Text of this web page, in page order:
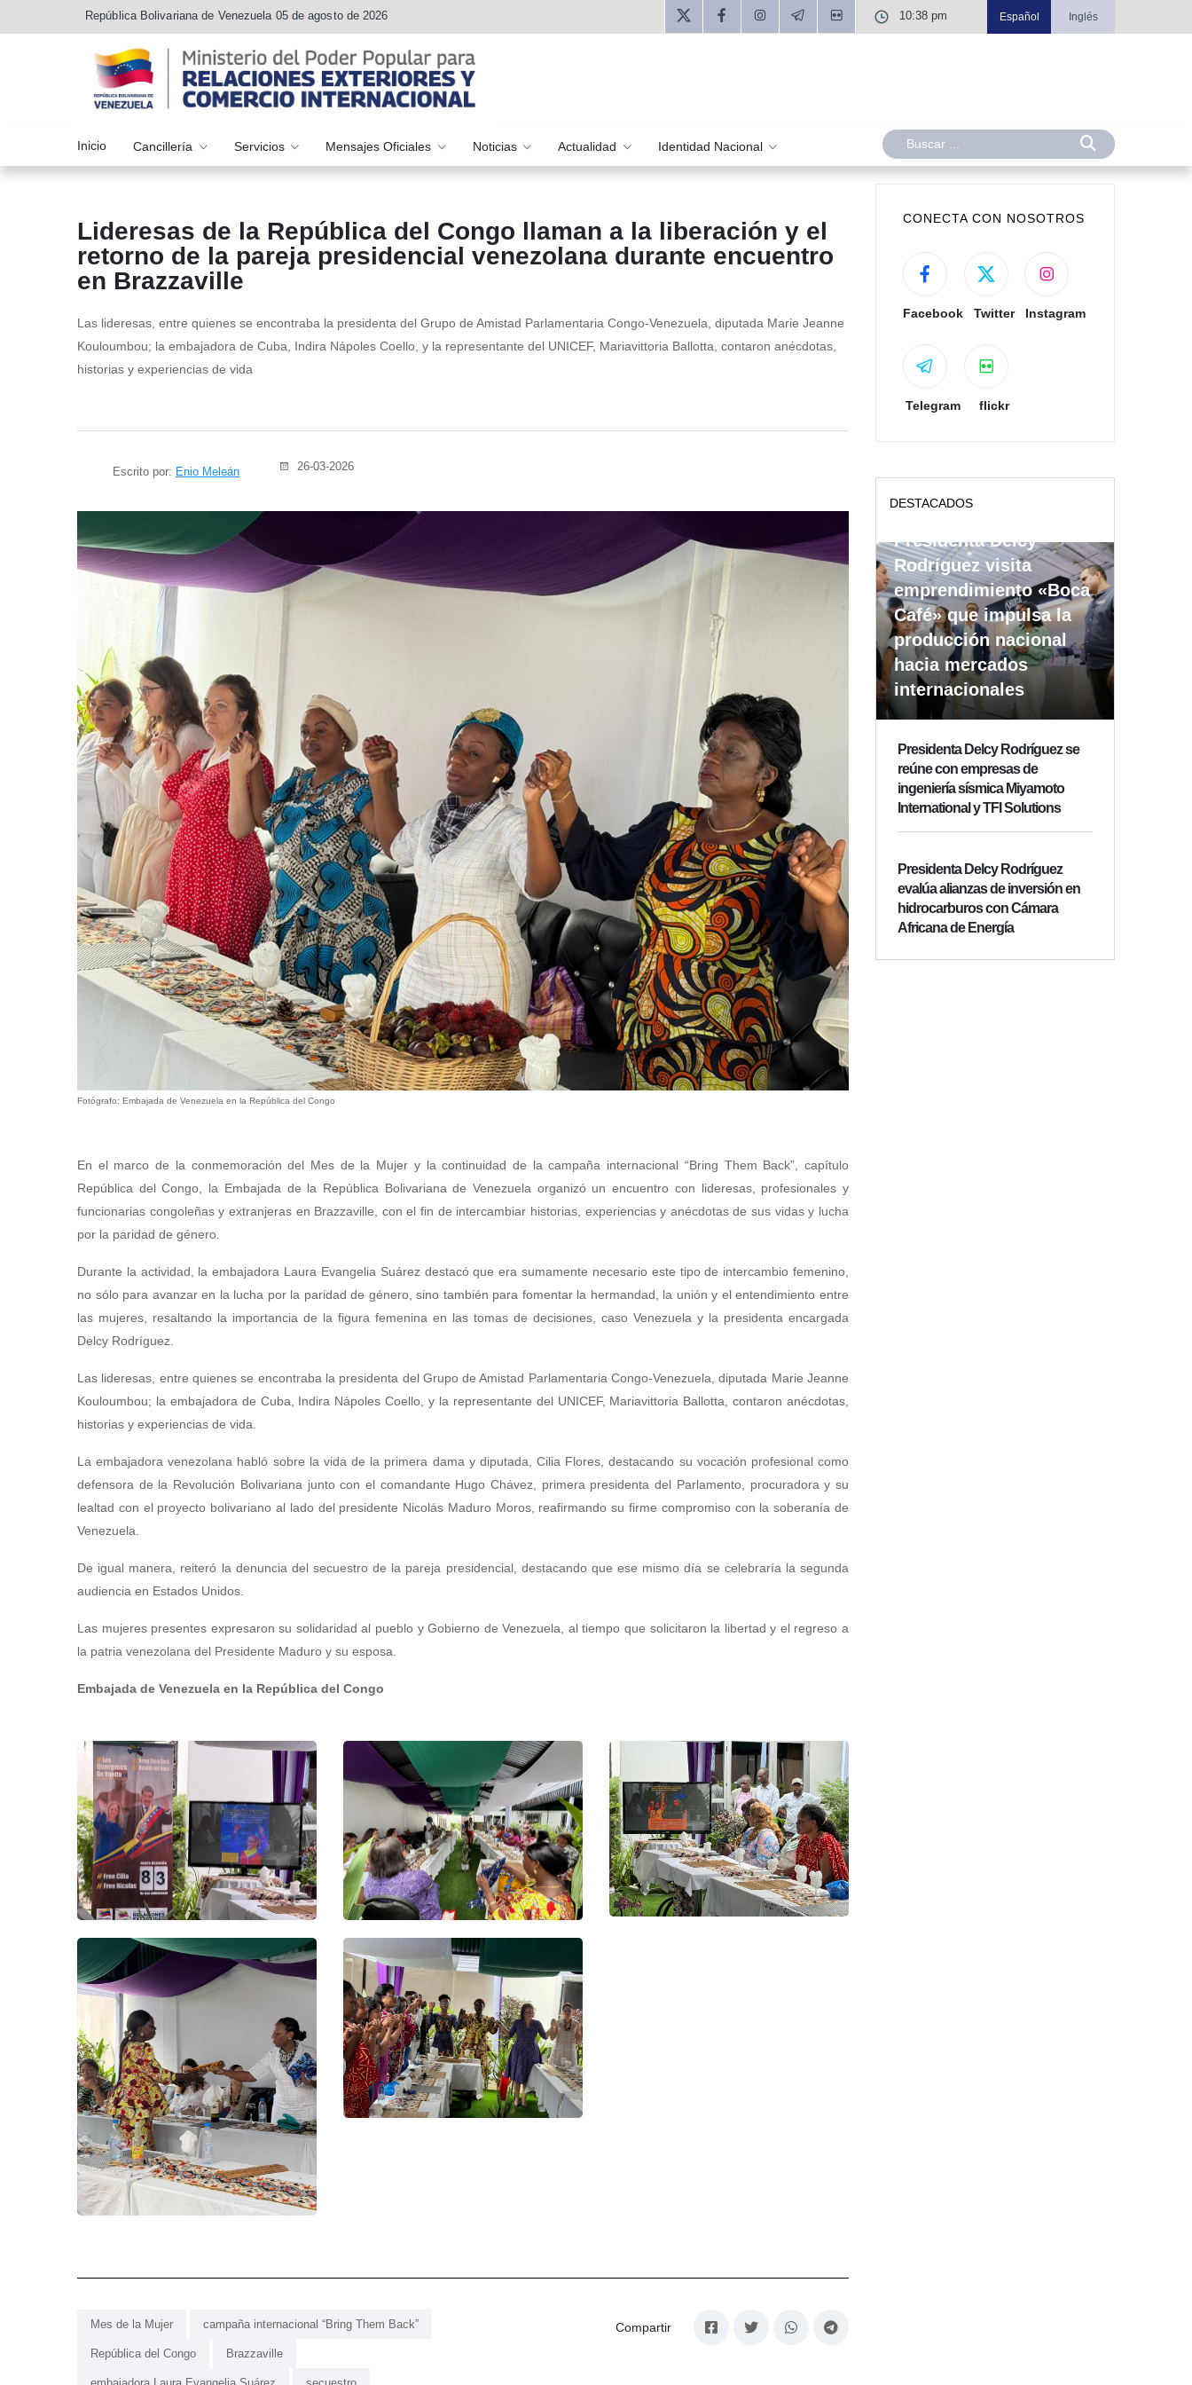
República Bolivariana de Venezuela 05 de agosto de 2026 10:38 pm Español Inglés
Inicio Cancillería Servicios Mensajes Oficiales Noticias Actualidad Identidad Nacional
Lideresas de la República del Congo llaman a la liberación y el
retorno de la pareja presidencial venezolana durante encuentro
en Brazzaville
Las lideresas, entre quienes se encontraba la presidenta del Grupo de Amistad Parlamentaria Congo-Venezuela, diputada Marie Jeanne
Kouloumbou; la embajadora de Cuba, Indira Nápoles Coello, y la representante del UNICEF, Mariavittoria Ballotta, contaron anécdotas,
historias y experiencias de vida
Escrito por: Enio Meleán 26-03-2026
Fotógrafo: Embajada de Venezuela en la República del Congo
En el marco de la conmemoración del Mes de la Mujer y la continuidad de la campaña internacional “Bring Them Back”, capítulo
República del Congo, la Embajada de la República Bolivariana de Venezuela organizó un encuentro con lideresas, profesionales y
funcionarias congoleñas y extranjeras en Brazzaville, con el fin de intercambiar historias, experiencias y anécdotas de sus vidas y lucha
por la paridad de género.
Durante la actividad, la embajadora Laura Evangelia Suárez destacó que era sumamente necesario este tipo de intercambio femenino,
no sólo para avanzar en la lucha por la paridad de género, sino también para fomentar la hermandad, la unión y el entendimiento entre
las mujeres, resaltando la importancia de la figura femenina en las tomas de decisiones, caso Venezuela y la presidenta encargada
Delcy Rodríguez.
Las lideresas, entre quienes se encontraba la presidenta del Grupo de Amistad Parlamentaria Congo-Venezuela, diputada Marie Jeanne
Kouloumbou; la embajadora de Cuba, Indira Nápoles Coello, y la representante del UNICEF, Mariavittoria Ballotta, contaron anécdotas,
historias y experiencias de vida.
La embajadora venezolana habló sobre la vida de la primera dama y diputada, Cilia Flores, destacando su vocación profesional como
defensora de la Revolución Bolivariana junto con el comandante Hugo Chávez, primera presidenta del Parlamento, procuradora y su
lealtad con el proyecto bolivariano al lado del presidente Nicolás Maduro Moros, reafirmando su firme compromiso con la soberanía de
Venezuela.
De igual manera, reiteró la denuncia del secuestro de la pareja presidencial, destacando que ese mismo día se celebraría la segunda
audiencia en Estados Unidos.
Las mujeres presentes expresaron su solidaridad al pueblo y Gobierno de Venezuela, al tiempo que solicitaron la libertad y el regreso a
la patria venezolana del Presidente Maduro y su esposa.
Embajada de Venezuela en la República del Congo
Mes de la Mujer campaña internacional “Bring Them Back”
República del Congo Brazzaville
Compartir
CONECTA CON NOSOTROS
Facebook Twitter Instagram
Telegram flickr
DESTACADOS
Presidenta Delcy
Rodríguez visita
emprendimiento «Boca
Café» que impulsa la
producción nacional
hacia mercados
internacionales
Presidenta Delcy Rodríguez se
reúne con empresas de
ingeniería sísmica Miyamoto
International y TFI Solutions
Presidenta Delcy Rodríguez
evalúa alianzas de inversión en
hidrocarburos con Cámara
Africana de Energía